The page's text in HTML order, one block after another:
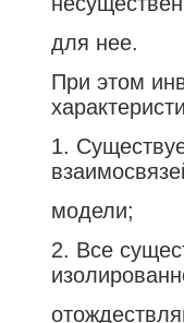
для нее.
При этом
1.
модели;
2. Все